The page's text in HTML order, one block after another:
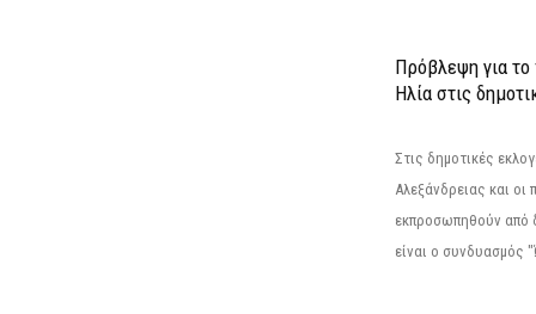
Πρόβλεψη για
Ηλία στις
Στις δημοτικές
Αλεξάνδρειας και οι
εκπροσωπηθούν από
είναι ο συνδυασμός